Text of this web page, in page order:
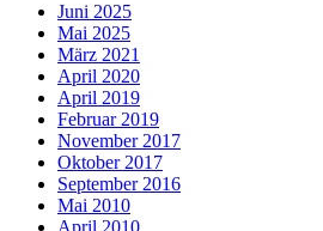
Juni 2025
Mai 2025
März 2021
April 2020
April 2019
Februar 2019
November 2017
Oktober 2017
September 2016
Mai 2010